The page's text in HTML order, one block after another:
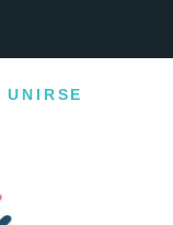
UNIRSE